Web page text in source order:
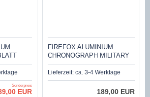
Sonderpreis
EUR
FIREFOX ALUMINIUM
CHRONOGRAPH MILITARY
SILBER FFA01-301
Lieferzeit: ca. 3-4 Werktage
189,00 EUR